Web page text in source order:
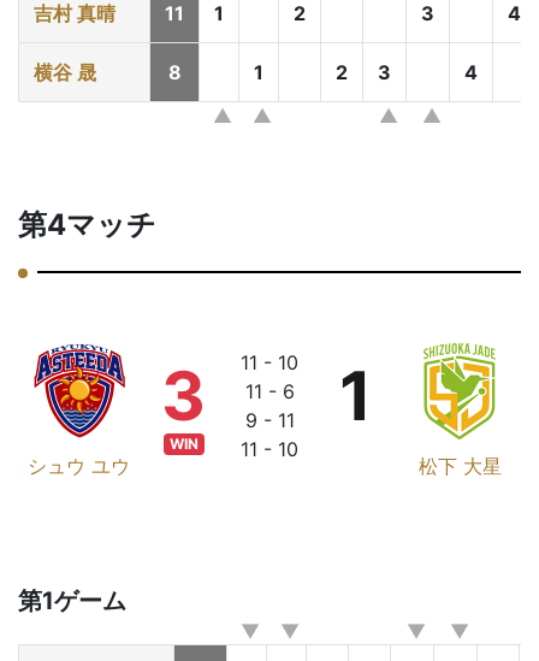
吉村 真晴 11 1 2 3 4
横谷 晟 8 1 2 3 4
第4マッチ
シュウ ユウ
3
WIN
11 - 10
11 - 6
9 - 11
11 - 10
松下 大星
1
第1ゲーム